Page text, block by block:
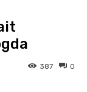
0
387